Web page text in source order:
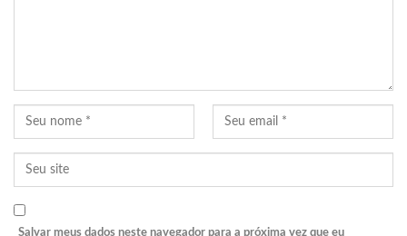
Salvar meus dados neste navegador para a próxima vez que eu